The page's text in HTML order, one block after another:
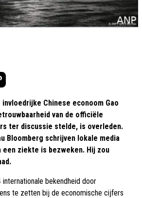
invloedrijke Chinese econoom Gao
van de officiële
ter discussie stelde, is overleden.
Bloomberg schrijven lokale media
ziekte is bezweken. Hij zou
bekendheid door
te zetten bij de economische cijfers